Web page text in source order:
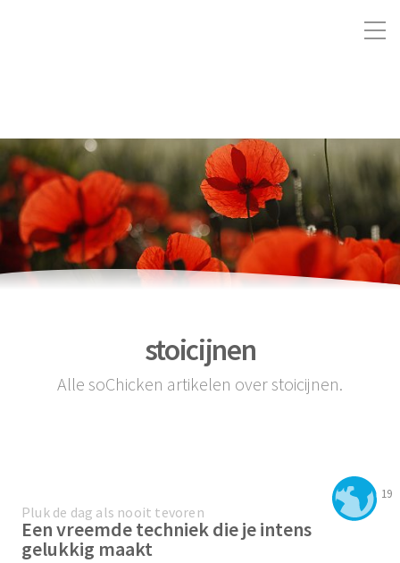
stoicijnen
Alle soChicken artikelen over stoicijnen.
19
Pluk de dag als nooit tevoren
Een vreemde techniek die je intens
gelukkig maakt